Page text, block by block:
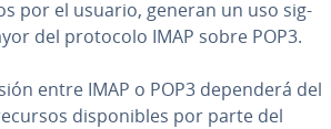
por el usuario, generan un uso si­g­
del protocolo IMAP sobre POP3.
entre IMAP o POP3 dependerá del
di­s­po­ni­bles por parte del